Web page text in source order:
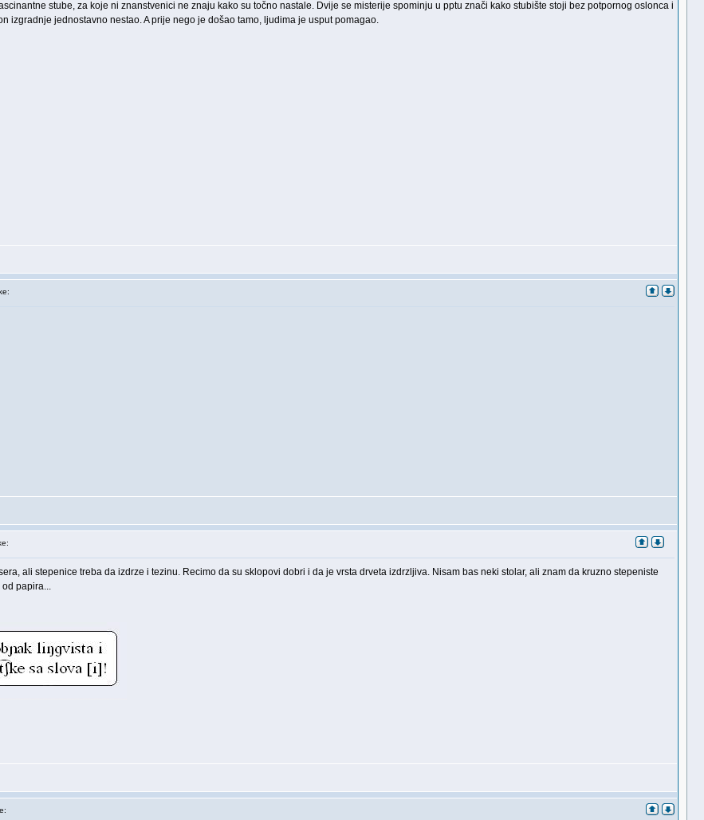
stube, za koje ni znanstvenici ne znaju kako su točno nastale. Dvije se misterije spominju u pptu znači kako stubište stoji bez potpornog oslonca i
izgradnje jednostavno nestao. A prije nego je došao tamo, ljudima je usput pomagao.
ali stepenice treba da izdrze i tezinu. Recimo da su sklopovi dobri i da je vrsta drveta izdrzljiva. Nisam bas neki stolar, ali znam da kruzno stepeniste
papira...